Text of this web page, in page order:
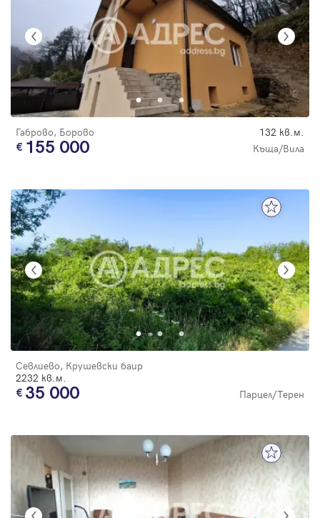
Габрово, Борово 132 кв.м.
155 000 Къща/Вила
Севлиево, Крушевски баир
2232 кв.м.
35 000 Парцел/Терен